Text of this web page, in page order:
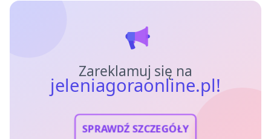
Zareklamuj się na
jeleniagoraonline.pl!
SPRAWDŹ SZCZEGÓŁY